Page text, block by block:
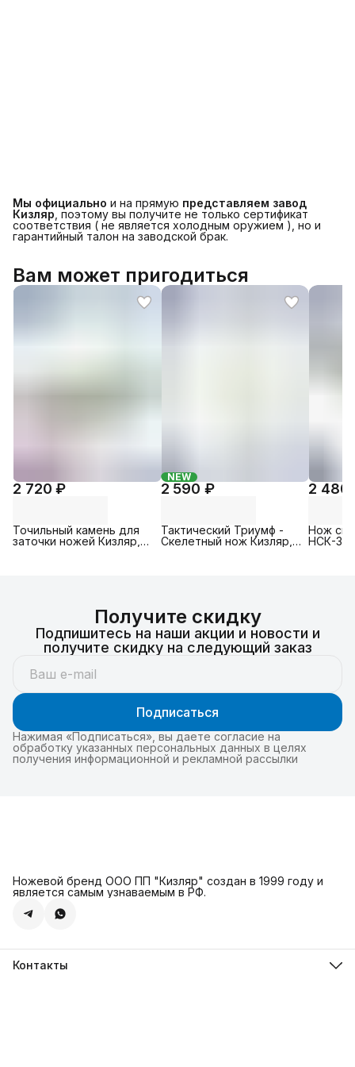
Мы официально и на прямую представляем завод
Кизляр , поэтому вы получите не только сертификат
соответствия ( не является холодным оружием ), но и
гарантийный талон на заводской брак.
Вам может пригодиться
2 720 ₽
Точильный камень для
заточки ножей Кизляр,
NEW
2 590 ₽
Тактический Триумф -
Скелетный нож Кизляр,
2 480
Нож
НСК-3,
Получите скидку
Подпишитесь на наши акции и новости и
получите скидку на следующий заказ
Подписаться
Нажимая «Подписаться», вы даете согласие на
обработку указанных персональных данных в целях
получения информационной и рекламной рассылки
Ножевой бренд ООО ПП "Кизляр" создан в 1999 году и
является самым узнаваемым в РФ.
Контакты